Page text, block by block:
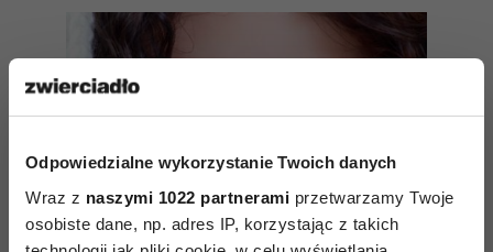
Odpowiedzialne wykorzystanie Twoich danych
Wraz z naszymi 1022 partnerami przetwarzamy Twoje
osobiste dane, np. adres IP, korzystając z takich